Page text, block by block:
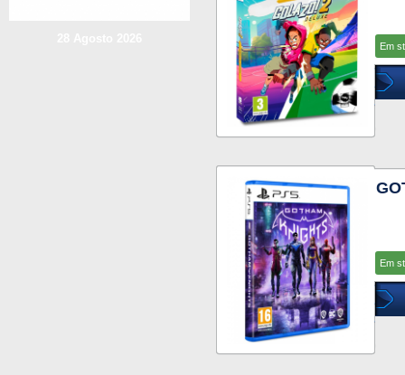
Em
Em